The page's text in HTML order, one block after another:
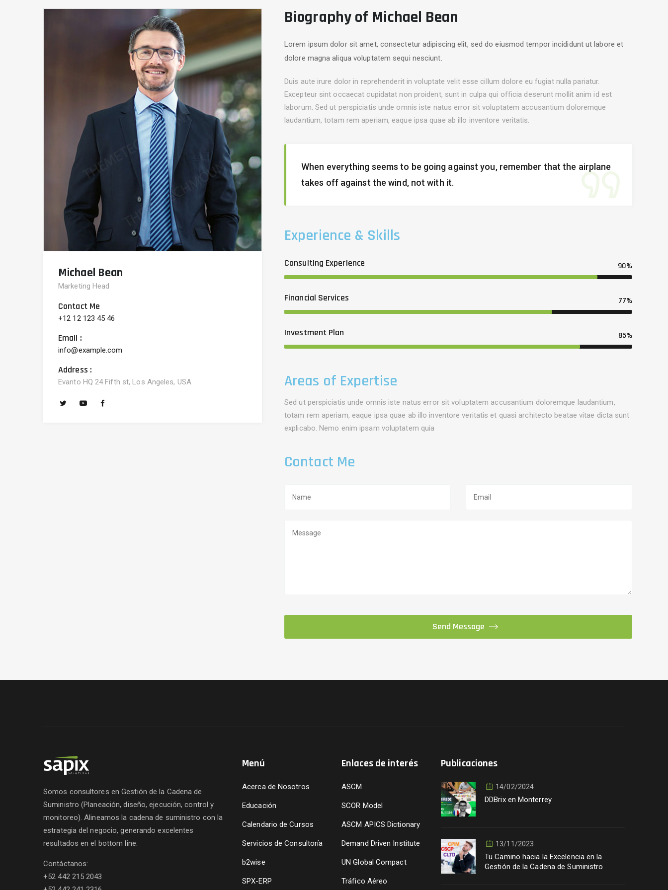
Michael Bean
Marketing Head
Contact Me
+12 12 123 45 46
Email :
info@example.com
Address :
Evanto HQ 24 Fifth st, Los Angeles, USA
Biography of Michael Bean
Lorem ipsum dolor sit amet, consectetur adipiscing elit, sed do eiusmod tempor incididunt ut labore et
dolore magna aliqua voluptatem sequi nesciunt.
Duis aute irure dolor in reprehenderit in voluptate velit esse cillum dolore eu fugiat nulla pariatur.
Excepteur sint occaecat cupidatat non proident, sunt in culpa qui officia deserunt mollit anim id est
laborum. Sed ut perspiciatis unde omnis iste natus error sit voluptatem accusantium doloremque
laudantium, totam rem aperiam, eaque ipsa quae ab illo inventore veritatis.
When everything seems to be going against you, remember that the airplane
takes off against the wind, not with it.
Experience & Skills
Consulting Experience 90%
Financial Services 77%
Investment Plan 85%
Areas of Expertise
Sed ut perspiciatis unde omnis iste natus error sit voluptatem accusantium doloremque laudantium,
totam rem aperiam, eaque ipsa quae ab illo inventore veritatis et quasi architecto beatae vitae dicta sunt
explicabo. Nemo enim ipsam voluptatem quia
Contact Me
Somos consultores en Gestión de la Cadena de
Suministro (Planeación, diseño, ejecución, control y
monitoreo). Alineamos la cadena de suministro con la
estrategia del negocio, generando excelentes
resultados en el bottom line.
Contáctanos:
+52 442 215 2043
Menú
Acerca de Nosotros
Educación
Calendario de Cursos
Servicios de Consultoría
b2wise
SPX-ERP
Enlaces de interés
ASCM
SCOR Model
ASCM APICS Dictionary
Demand Driven Institute
UN Global Compact
Tráfico Aéreo
Publicaciones
14/02/2024
DDBrix en Monterrey
13/11/2023
Tu Camino hacia la Excelencia en la
Gestión de la Cadena de Suministro